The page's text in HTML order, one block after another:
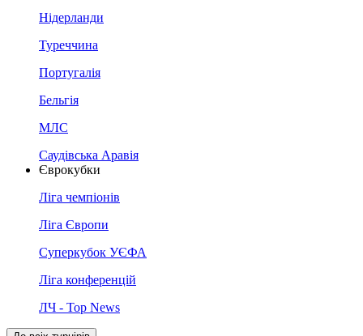
Нідерланди
Туреччина
Португалія
Бельгія
МЛС
Саудівська Аравія
Єврокубки
Ліга чемпіонів
Ліга Європи
Суперкубок УЄФА
Ліга конференцій
ЛЧ - Top News